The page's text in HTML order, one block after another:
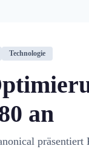
Technologie
an
präsentiert